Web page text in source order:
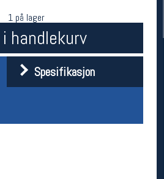
1 på lager
handlekurv
Spesifikasjon